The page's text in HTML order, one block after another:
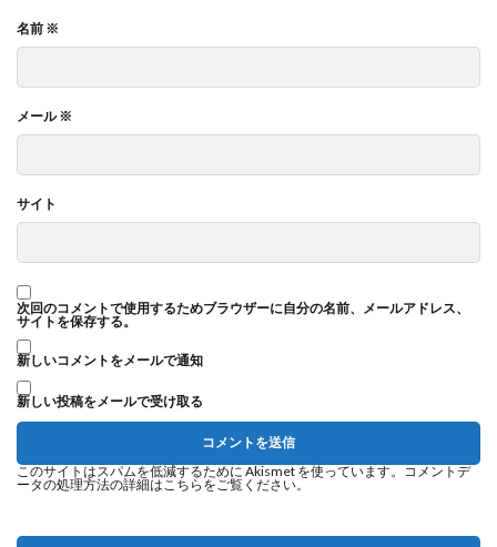
名前 ※
メール※
サイト
次回のコメントで使用するためブラウザーに自分の名前、メールアドレス、
サイトを保存する。
新しいコメントをメールで通知
新しい投稿をメールで受け取る
このサイトはスパムを低減するために Akismet を使っています。コメントデ
ータの処理方法の詳細はこちらをご覧ください。